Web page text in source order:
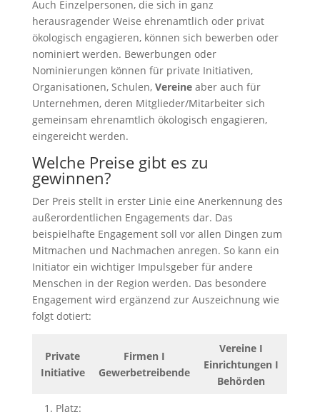
Auch Einzelpersonen, die sich in ganz
herausragender Weise ehrenamtlich oder privat
ökologisch engagieren, können sich bewerben oder
nominiert werden. Bewerbungen oder
Nominierungen können für private Initiativen,
Organisationen, Schulen, Vereineaber auch für
Unternehmen, deren Mitglieder/Mitarbeiter sich
gemeinsam ehrenamtlich ökologisch engagieren,
eingereicht werden.
Welche Preise gibt es zu
gewinnen?
Der Preis stellt in erster Linie eine Anerkennung des
außerordentlichen Engagements dar. Das
beispielhafte Engagement soll vor allen Dingen zum
Mitmachen und Nachmachen anregen. So kann ein
Initiator ein wichtiger Impulsgeber für andere
Menschen in der Region werden. Das besondere
Engagement wird ergänzend zur Auszeichnung wie
folgt dotiert:
Private
Initiative
Firmen I
Gewerbetreibende
Vereine I
Einrichtungen I
Behörden
1. Platz: